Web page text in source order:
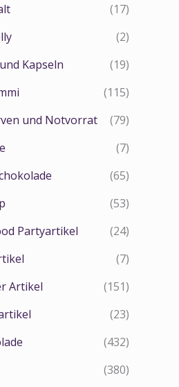
(17)
(2)
Kapseln
(19)
(115)
und Notvorrat
(79)
(7)
(65)
(53)
Partyartikel
(24)
(7)
Artikel
(151)
(23)
(432)
(380)